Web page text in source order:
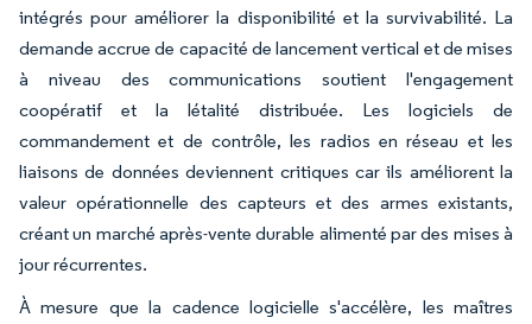
intégrés pour améliorer la disponibilité et la survivabilité. La
demande accrue de capacité de lancement vertical et de mises
à niveau des communications soutient l'engagement
coopératif et la létalité distribuée. Les logiciels de
commandement et de contrôle, les radios en réseau et les
liaisons de données deviennent critiques car ils améliorent la
valeur opérationnelle des capteurs et des armes existants,
créant un marché après-vente durable alimenté par des mises à
jour récurrentes.
À mesure que la cadence logicielle s'accélère, les maîtres